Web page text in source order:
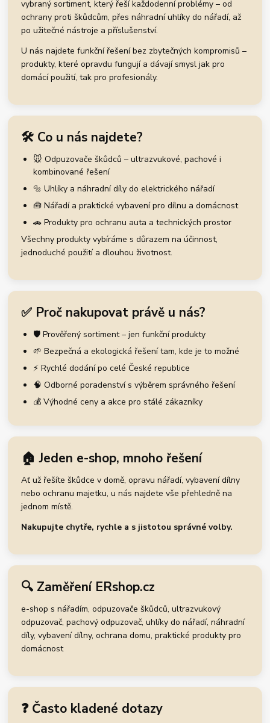
vybraný sortiment, který řeší každodenní problémy – od
ochrany proti škůdcům, přes náhradní uhlíky do nářadí, až
po užitečné nástroje a příslušenství.
U nás najdete funkční řešení bez zbytečných kompromisů –
produkty, které opravdu fungují a dávají smysl jak pro
domácí použití, tak pro profesionály.
🛠️ Co u nás najdete?
🐭 Odpuzovače škůdců – ultrazvukové, pachové i
kombinované řešení
🔩 Uhlíky a náhradní díly do elektrického nářadí
🧰 Nářadí a praktické vybavení pro dílnu a domácnost
🚗 Produkty pro ochranu auta a technických prostor
Všechny produkty vybíráme s důrazem na účinnost,
jednoduché použití a dlouhou životnost.
✅ Proč nakupovat právě u nás?
🛡️ Prověřený sortiment – jen funkční produkty
🌱 Bezpečná a ekologická řešení tam, kde je to možné
⚡ Rychlé dodání po celé České republice
🧠 Odborné poradenství s výběrem správného řešení
💰 Výhodné ceny a akce pro stálé zákazníky
🏠 Jeden e-shop, mnoho řešení
Ať už řešíte škůdce v domě, opravu nářadí, vybavení dílny
nebo ochranu majetku, u nás najdete vše přehledně na
jednom místě.
Nakupujte chytře, rychle a s jistotou správné volby.
🔍 Zaměření ERshop.cz
e-shop s nářadím, odpuzovače škůdců, ultrazvukový
odpuzovač, pachový odpuzovač, uhlíky do nářadí, náhradní
díly, vybavení dílny, ochrana domu, praktické produkty pro
domácnost
❓ Často kladené dotazy